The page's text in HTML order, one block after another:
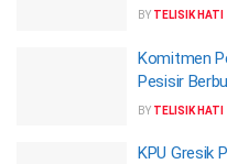
BY TELISIK HATI
Komitmen
Pesisir
BY TELISIK HATI
KPU Gresik